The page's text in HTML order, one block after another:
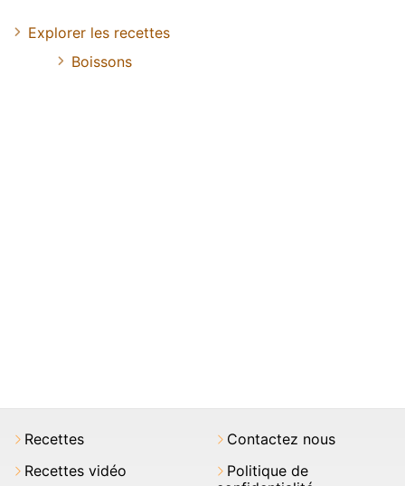
Explorer les recettes
Boissons
Recettes
Recettes vidéo
Contactez nous
Politique de